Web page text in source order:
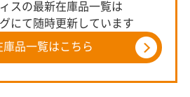
スの最新在庫品一覧は
にて随時更新しています
庫品一覧はこちら